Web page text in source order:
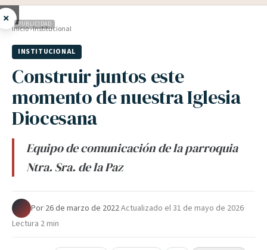
× PUBLICIDAD
Inicio›Institucional
INSTITUCIONAL
Construir juntos este
momento de nuestra Iglesia
Diocesana
Equipo de comunicación de la parroquia
Ntra. Sra. de la Paz
Por·26 de marzo de 2022·Actualizado el31 de mayo de 2026·
Lectura 2 min